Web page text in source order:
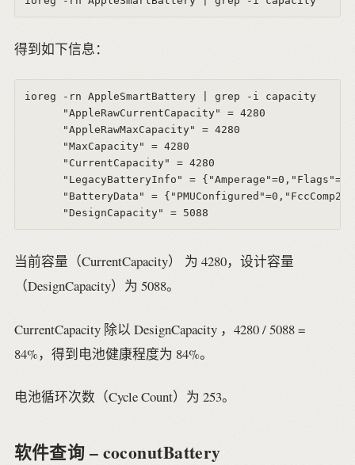
得到如下信息：
ioreg -rn AppleSmartBattery | grep -i capacity
      "AppleRawCurrentCapacity" = 4280
      "AppleRawMaxCapacity" = 4280
      "MaxCapacity" = 4280
      "CurrentCapacity" = 4280
"LegacyBatteryInfo" =
"BatteryData" =
当前容量（CurrentCapacity） 为 4280，设计容量
（DesignCapacity）为 5088。
CurrentCapacity 除以 DesignCapacity ，4280 / 5088 =
84%，得到电池健康程度为 84%。
电池循环次数（Cycle Count）为 253。
软件查询 – coconutBattery